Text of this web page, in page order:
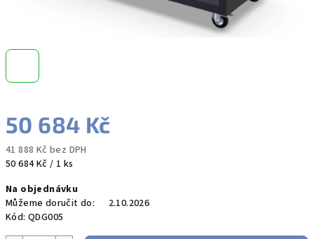
50 684 Kč
41 888 Kč bez DPH
Měrná
50 684 Kč / 1 ks
Na objednávku
Můžeme doručit do:
2.10.2026
Kód: QDG005